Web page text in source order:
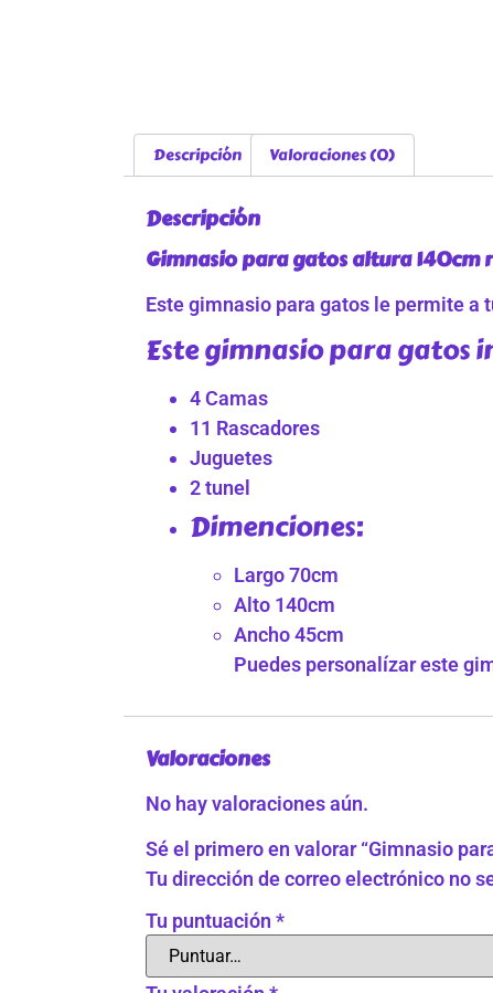
Descripción Valoraciones (0)
Descripción
Gimnasio para gatos altura 140cm
Este gimnasio para gatos le permite a
Este gimnasio para gatos
4 Camas
11 Rascadores
Juguetes
2 tunel
Dimenciones:
Largo 70cm
Alto 140cm
Ancho 45cm
Puedes personalízar este
Valoraciones
No hay valoraciones aún.
Sé el primero en valorar “Gimnasio
Tu dirección de correo electrónico no
Tu puntuación *